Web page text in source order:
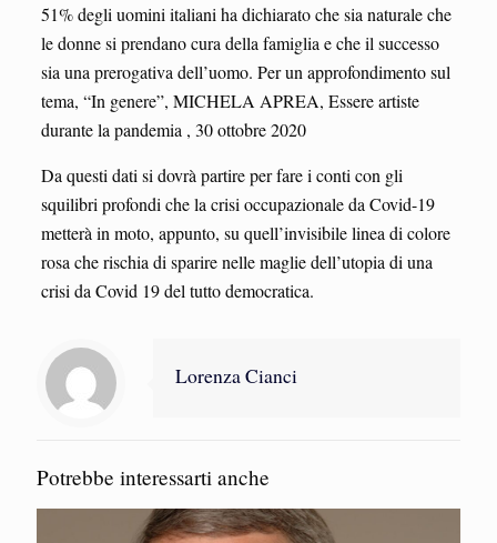
51% degli uomini italiani ha dichiarato che sia naturale che
le donne si prendano cura della famiglia e che il successo
sia una prerogativa dell’uomo. Per un approfondimento sul
tema, “In genere”, MICHELA APREA, Essere artiste
durante la pandemia , 30 ottobre 2020
Da questi dati si dovrà partire per fare i conti con gli
squilibri profondi che la crisi occupazionale da Covid-19
metterà in moto, appunto, su quell’invisibile linea di colore
rosa che rischia di sparire nelle maglie dell’utopia di una
crisi da Covid 19 del tutto democratica.
Lorenza Cianci
Potrebbe interessarti anche